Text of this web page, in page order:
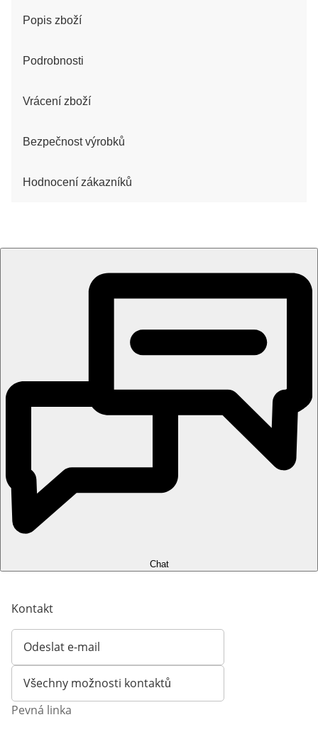
Popis zboží
Podrobnosti
Vrácení zboží
Bezpečnost výrobků
Hodnocení zákazníků
Chat
Kontakt
Odeslat e-mail
Otevírá e-mailového klienta
Všechny možnosti kontaktů
Pevná linka